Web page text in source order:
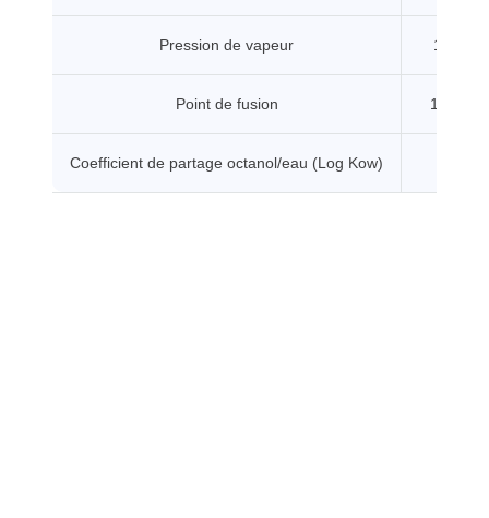
Pression de vapeur 19.1 Pa
Point de fusion 117.5 °C
Coefficient de partage octanol/eau (Log Kow)